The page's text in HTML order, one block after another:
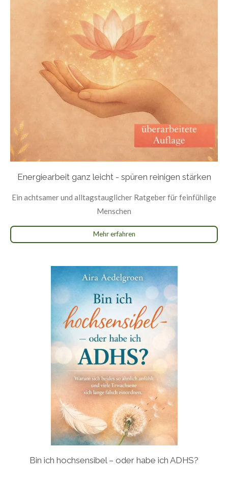
Energiearbeit ganz leicht - spüren reinigen stärken
Ein achtsamer und alltagstauglicher Ratgeber für feinfühlige
Menschen
Mehr erfahren
Bin ich hochsensibel – oder habe ich ADHS?